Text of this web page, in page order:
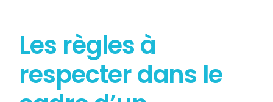
Les règles à
respecter dans le